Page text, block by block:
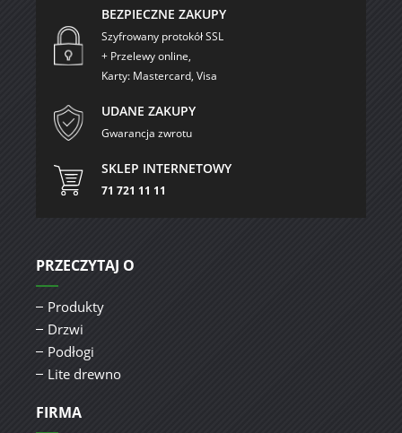
BEZPIECZNE ZAKUPY
Szyfrowany protokół SSL
+ Przelewy online,
Karty: Mastercard, Visa
UDANE ZAKUPY
Gwarancja zwrotu
SKLEP INTERNETOWY
71 721 11 11
PRZECZYTAJ O
Produkty
Drzwi
Podłogi
Lite drewno
FIRMA